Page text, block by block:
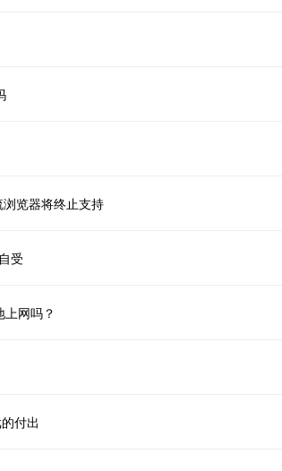
览器将终止支持
受
网吗？
付出